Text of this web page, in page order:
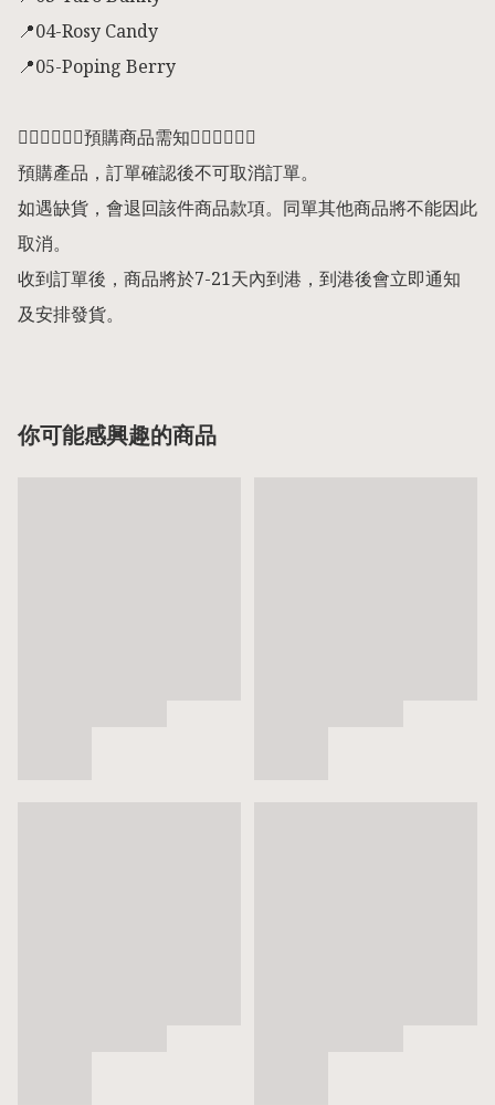
📍04-Rosy Candy
📍05-Poping Berry
👇🏻👇🏻👇🏻預購商品需知👇🏻👇🏻👇🏻
預購產品，訂單確認後不可取消訂單。
如遇缺貨，會退回該件商品款項。同單其他商品將不能因此
取消。
收到訂單後，商品將於7-21天內到港，到港後會立即通知
及安排發貨。
你可能感興趣的商品